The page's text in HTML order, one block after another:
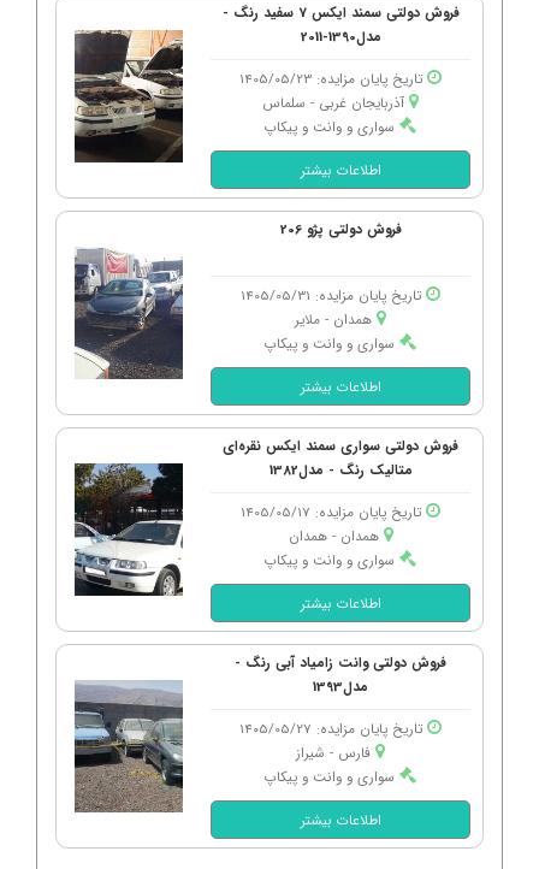
فروش دولتی سمند ایکس 7 سفید رنگ -
مدل1390-2011
تاریخ پایان مزایده: 1405/05/23
آذربایجان غربی - سلماس
سواری و وانت و پیکاپ
اطلاعات بیشتر
فروش دولتی پژو 206
تاریخ پایان مزایده: 1405/05/31
همدان - ملایر
سواری و وانت و پیکاپ
اطلاعات بیشتر
فروش دولتی سواری سمند ایکس نقره‌ای
متالیک رنگ - مدل1382
تاریخ پایان مزایده: 1405/05/17
همدان - همدان
سواری و وانت و پیکاپ
اطلاعات بیشتر
فروش دولتی وانت زامیاد آبی رنگ -
مدل1393
تاریخ پایان مزایده: 1405/05/27
فارس - شیراز
سواری و وانت و پیکاپ
اطلاعات بیشتر